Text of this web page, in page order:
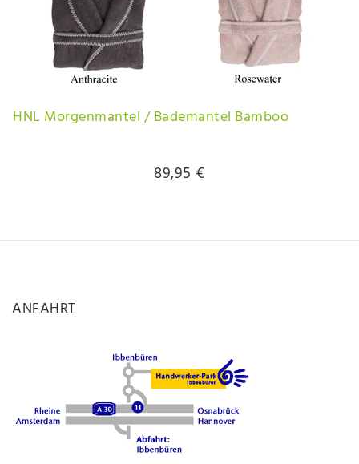
HNL Morgenmantel / Bademantel Bamboo
89,95 €
ANFAHRT